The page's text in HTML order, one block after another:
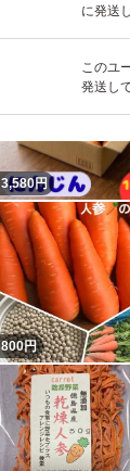
に発送
このユ
発送し
いね！
3,580円
いね！
800円